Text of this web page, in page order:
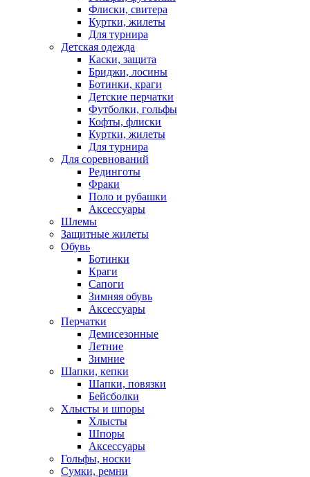
Флиски, свитера
Куртки, жилеты
Для турнира
Детская одежда
Каски, защита
Бриджи, лосины
Ботинки, краги
Детские перчатки
Футболки, гольфы
Кофты, флиски
Куртки, жилеты
Для турнира
Для соревнований
Рединготы
Фраки
Поло и рубашки
Аксессуары
Шлемы
Защитные жилеты
Обувь
Ботинки
Краги
Сапоги
Зимняя обувь
Аксессуары
Перчатки
Демисезонные
Летние
Зимние
Шапки, кепки
Шапки, повязки
Бейсболки
Хлысты и шпоры
Хлысты
Шпоры
Аксессуары
Гольфы, носки
Сумки, ремни